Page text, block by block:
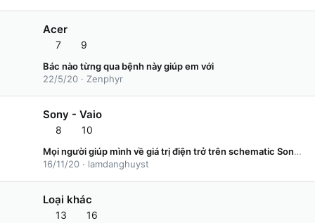
Acer
7 9
Bác nào từng qua bệnh này giúp em với
22/5/20
Zenphyr
Sony - Vaio
8 10
Mọi người giúp mình về giá trị điện trở trên schematic Sony Vaio
16/11/20
lamdanghuyst
Loại khác
13 16